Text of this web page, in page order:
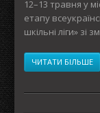
12–13 травня у
етапу
шкільні ліги» зі
ЧИТАТИ БІЛЬШЕ